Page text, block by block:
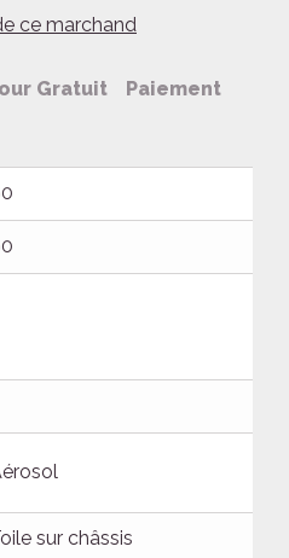
ce marchand
Gratuit Paiement
sur châssis